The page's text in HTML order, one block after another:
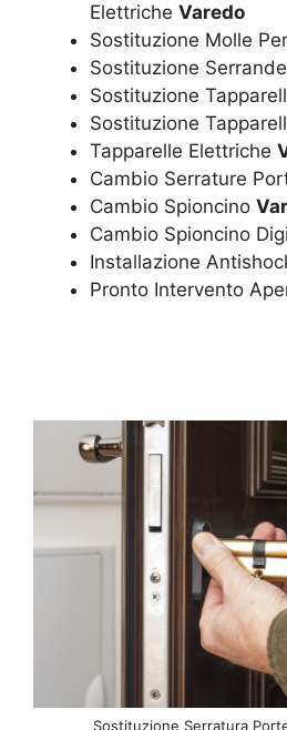
Elettriche Varedo
Sostituzione Molle
Sostituzione Serrande
Sostituzione
Sostituzione
Tapparelle Elettriche
Cambio Serrature
Cambio Spioncino
Cambio Spioncino
Installazione
Pronto Intervento
Sostituzione Serratura